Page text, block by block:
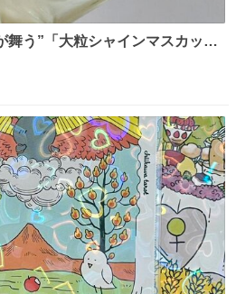
舞う”「大粒シャインマスカット
ジュレ添え - fashion-